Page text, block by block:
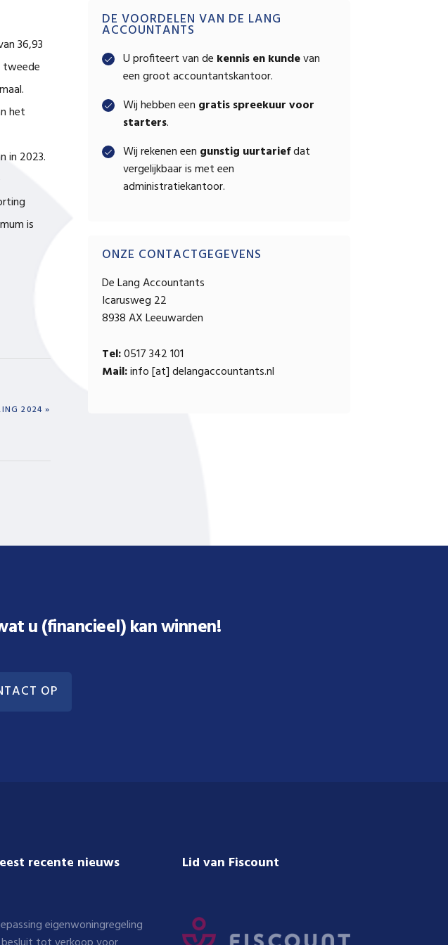
36,93
tweede
het
in 2023.
is
2024 »
Primary
Sidebar
DE VOORDELEN VAN DE LANG
ACCOUNTANTS
U profiteert van de kennis en kundevan
een groot accountantskantoor.
Wij hebben een gratis spreekuur voor
starters.
Wij rekenen een gunstig uurtariefdat
vergelijkbaar is met een
administratiekantoor.
ONZE CONTACTGEGEVENS
De Lang Accountants
Icarusweg 22
8938 AX Leeuwarden
Tel:0517 342 101
Mail:info [at] delangaccountants.nl
u (financieel) kan winnen!
OP
recente nieuws
eigenwoningregeling
Lid van Fiscount